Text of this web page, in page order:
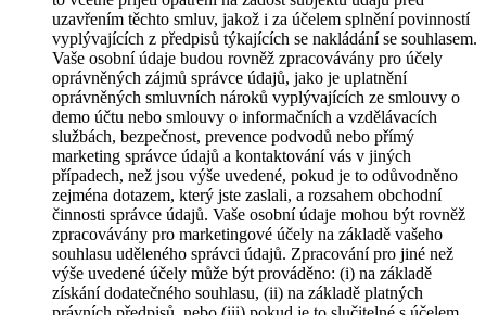
uzavřením těchto smluv, jakož i za účelem splnění povinností
vyplývajících z předpisů týkajících se nakládání se souhlasem.
Vaše osobní údaje budou rovněž zpracovávány pro účely
oprávněných zájmů správce údajů, jako je uplatnění
oprávněných smluvních nároků vyplývajících ze smlouvy o
demo účtu nebo smlouvy o informačních a vzdělávacích
službách, bezpečnost, prevence podvodů nebo přímý
marketing správce údajů a kontaktování vás v jiných
případech, než jsou výše uvedené, pokud je to odůvodněno
zejména dotazem, který jste zaslali, a rozsahem obchodní
činnosti správce údajů. Vaše osobní údaje mohou být rovněž
zpracovávány pro marketingové účely na základě vašeho
souhlasu uděleného správci údajů. Zpracování pro jiné než
výše uvedené účely může být prováděno: (i) na základě
získání dodatečného souhlasu, (ii) na základě platných